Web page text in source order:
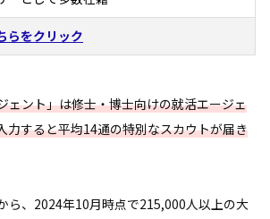
らをクリック
ェント」は修士・博士向けの就活エージェ
力すると平均14通の特別なスカウトが届き
ら、2024年10月時点で215,000人以上の大